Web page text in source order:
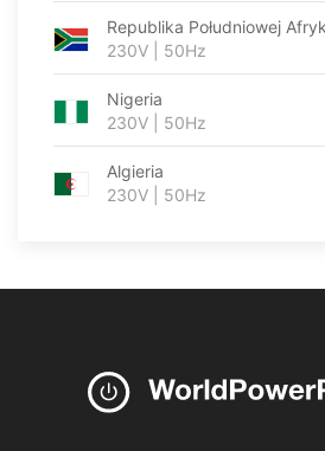
Republika Południowej
230V | 50Hz
Nigeria
230V | 50Hz
Algieria
230V | 50Hz